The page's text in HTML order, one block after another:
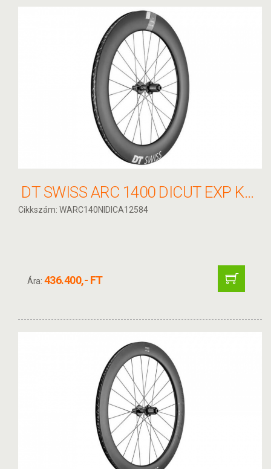
DT SWISS ARC 1400 DICUT EXP KERÉK HÁTSÓ
Cikkszám: WARC140NIDICA12584
Ára: 436.400,- FT